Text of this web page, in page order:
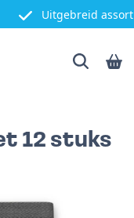
Uitgebreid
12 stuks